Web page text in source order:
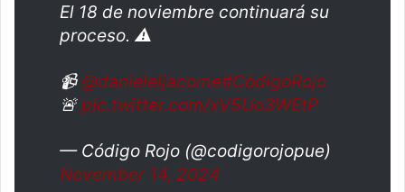
El 18 de noviembre continuará su
proceso. ⚠️
📹@danieleljacome#CódigoRojo
🚨pic.twitter.com/xV5Uo3WEtP
— Código Rojo (@codigorojopue)
November 14, 2024